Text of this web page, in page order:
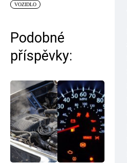
VOZIDLO
Podobné
příspěvky: